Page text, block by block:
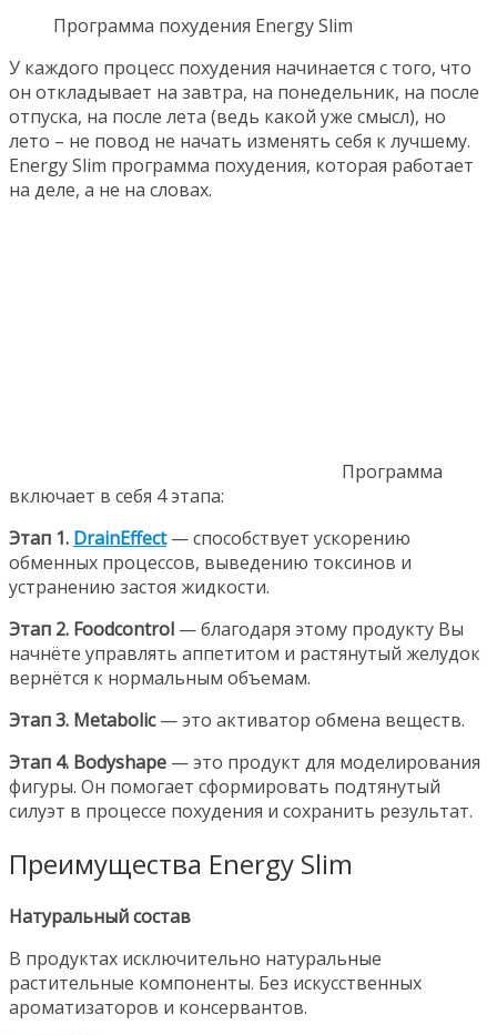
Программа похудения Energy Slim
У каждого процесс похудения начинается с того, что
он откладывает на завтра, на понедельник, на после
отпуска, на после лета (ведь какой уже смысл), но
лето – не повод не начать изменять себя к лучшему.
Energy Slim программа похудения, которая работает
на деле, а не на словах.
Программа
включает в себя 4 этапа:
Этап 1. DrainEffect— способствует ускорению
обменных процессов, выведению токсинов и
устранению застоя жидкости.
Этап 2. Foodcontrol — благодаря этому продукту Вы
начнёте управлять аппетитом и растянутый желудок
вернётся к нормальным объемам.
Этап 3. Metabolic— это активатор обмена веществ.
Этап 4. Bodyshape — это продукт для моделирования
фигуры. Он помогает сформировать подтянутый
силуэт в процессе похудения и сохранить результат.
Преимущества Energy Slim
Натуральный состав
В продуктах исключительно натуральные
растительные компоненты. Без искусственных
ароматизаторов и консервантов.